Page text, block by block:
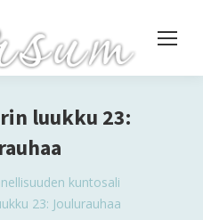
luukku 23:
kuntosali
23: Joulurauhaa